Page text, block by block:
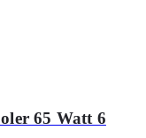
65 Watt 6